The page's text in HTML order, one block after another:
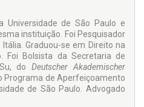
no Direito moderno.
da vedação donon liquet
pela dogmática jurídica
a dogmática pode continuar
possível diante de tantas
do autor então se volta
debate a respeito do
Universidade de São Paulo e
instituição. Foi Pesquisador
Graduou-se em Direito na
Foi Bolsista da Secreta­ria de
doDeutscher Akademischer
Programa de Aperfeiçoamento
de São Paulo. Advogado